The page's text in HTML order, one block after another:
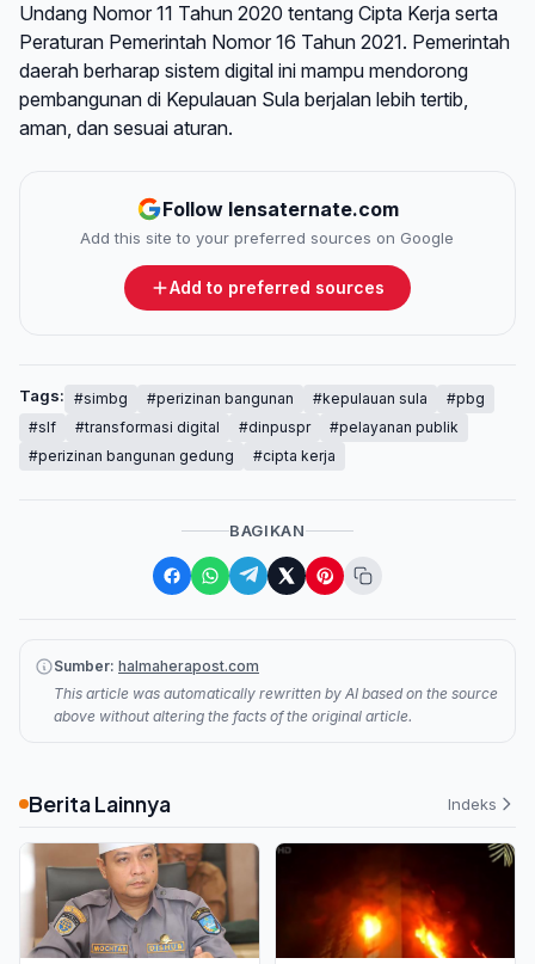
Undang Nomor 11 Tahun 2020 tentang Cipta Kerja serta
Peraturan Pemerintah Nomor 16 Tahun 2021. Pemerintah
daerah berharap sistem digital ini mampu mendorong
pembangunan di Kepulauan Sula berjalan lebih tertib,
aman, dan sesuai aturan.
Follow lensaternate.com
Add this site to your preferred sources on Google
Add to preferred sources
Tags: #simbg #perizinan bangunan #kepulauan sula
#pbg
#slf
#transformasi digital #dinpuspr
#pelayanan publik
#perizinan bangunan gedung
#cipta kerja
BAGIKAN
Sumber: halmaherapost.com
This article was automatically rewritten by AI based on the source
above without altering the facts of the original article.
Berita Lainnya Indeks